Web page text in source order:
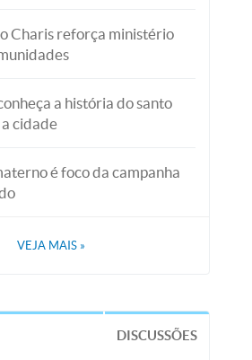
Charis reforça ministério
a história do santo
cidade
é foco da campanha
VEJA MAIS »
DISCUSSÕES